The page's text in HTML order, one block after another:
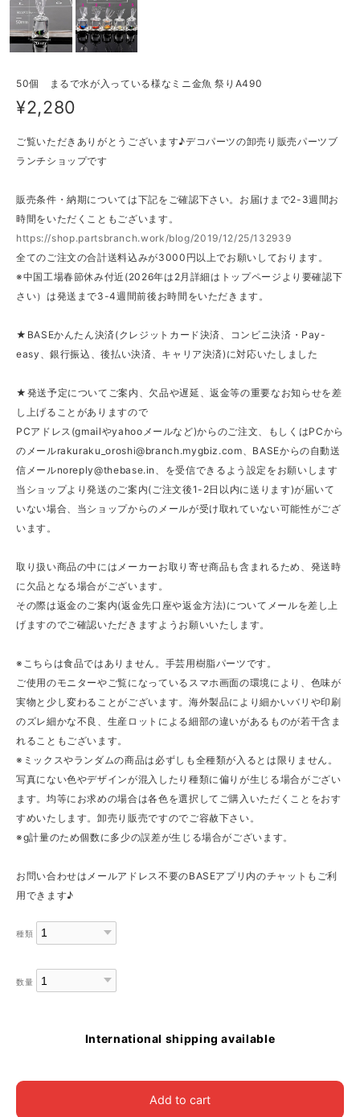
50個 まるで水が入っている様なミニ金魚 祭りA490
¥2,280
ご覧いただきありがとうございます♪デコパーツの卸売り販売パーツブ
ランチショップです
販売条件・納期については下記をご確認下さい。お届けまで2-3週間お
時間をいただくこともございます。
https://shop.partsbranch.work/blog/2019/12/25/132939
全てのご注文の合計送料込みが3000円以上でお願いしております。
※中国工場春節休み付近(2026年は2月詳細はトップページより要確認下
さい）は発送まで3-4週間前後お時間をいただきます。
★BASEかんたん決済(クレジットカード決済、コンビニ決済・Pay-
easy、銀行振込、後払い決済、キャリア決済)に対応いたしました
★発送予定についてご案内、欠品や遅延、返金等の重要なお知らせを差
し上げることがありますので
PCアドレス(gmailやyahooメールなど)からのご注文、もしくはPCから
のメールrakuraku_oroshi@branch.mygbiz.com 、BASEからの自動送
信メールnoreply@thebase.in
、を受信できるよう設定をお願いします
当ショップより発送のご案内(ご注文後1-2日以内に送ります)が届いて
いない場合、当ショップからのメールが受け取れていない可能性がござ
います。
取り扱い商品の中にはメーカーお取り寄せ商品も含まれるため、発送時
に欠品となる場合がございます。
その際は返金のご案内(返金先口座や返金方法)についてメールを差し上
げますのでご確認いただきますようお願いいたします。
※こちらは食品ではありません。手芸用樹脂パーツです。
ご使用のモニターやご覧になっているスマホ画面の環境により、色味が
実物と少し変わることがございます。海外製品により細かいバリや印刷
のズレ細かな不良、生産ロットによる細部の違いがあるものが若干含ま
れることもございます。
※ミックスやランダムの商品は必ずしも全種類が入るとは限りません。
写真にない色やデザインが混入したり種類に偏りが生じる場合がござい
ます。均等にお求めの場合は各色を選択してご購入いただくことをおす
すめいたします。卸売り販売ですのでご容赦下さい。
※g計量のため個数に多少の誤差が生じる場合がございます。
お問い合わせはメールアドレス不要のBASEアプリ内のチャットもご利
用できます♪
種類
数量
International shipping available
Add to cart